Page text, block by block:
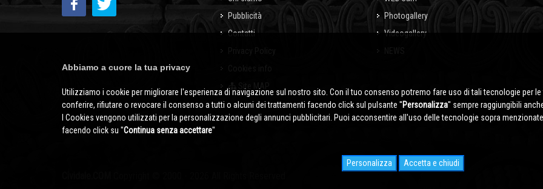
Pubblicità
Contatti
Site MAP
Photogallery
Videogallery
Abbiamo a cuore la tua privacy
Utilizziamo i cookie per migliorare l'esperienza di navigazione sul nostro sito. Con il tuo consenso potremo fare uso di tali tecnologie per le
conferire, rifiutare o revocare il consenso a tutti o alcuni dei trattamenti facendo click sul pulsante ''Personalizza'' sempre raggiungibili
I Cookies vengono utilizzati per la personalizzazione degli annunci pubblicitari. Puoi acconsentire all'uso delle tecnologie sopra
facendo click su ''Continua senza accettare''
Personalizza Accetta e chiudi